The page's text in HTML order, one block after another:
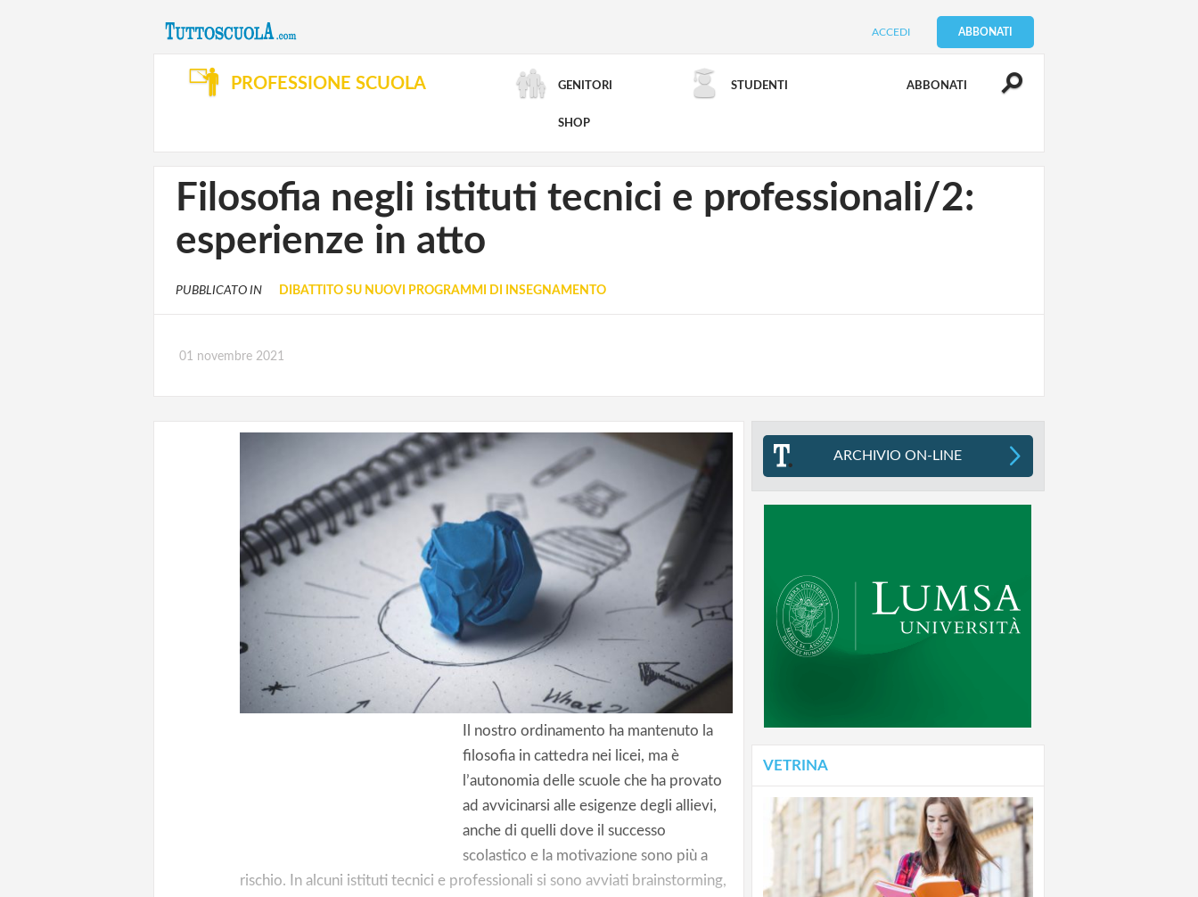
ACCEDI ABBONATI
PROFESSIONE SCUOLA GENITORI STUDENTI ABBONATI
SHOP
RICERCA AVANZATA
Filosofia negli istituti tecnici e professionali/2:
esperienze in atto
PUBBLICATO IN DIBATTITO SU NUOVI PROGRAMMI DI INSEGNAMENTO
01 novembre 2021
Il nostro ordinamento ha mantenuto la
filosofia in cattedra nei licei, ma è
l’autonomia delle scuole che ha provato
ad avvicinarsi alle esigenze degli allievi,
anche di quelli dove il successo
scolastico e la motivazione sono più a
rischio. In alcuni istituti tecnici e professionali si sono avviati brainstorming,
ARCHIVIO ON-LINE
VETRINA